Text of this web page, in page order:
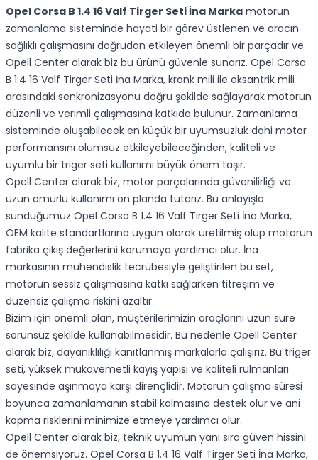
Opel Corsa B 1.4 16 Valf Tirger Seti İna Marka motorun
zamanlama sisteminde hayati bir görev üstlenen ve aracın
sağlıklı çalışmasını doğrudan etkileyen önemli bir parçadır ve
Opell Center olarak biz bu ürünü güvenle sunarız. Opel Corsa
B 1.4 16 Valf Tirger Seti İna Marka, krank mili ile eksantrik mili
arasındaki senkronizasyonu doğru şekilde sağlayarak motorun
düzenli ve verimli çalışmasına katkıda bulunur. Zamanlama
sisteminde oluşabilecek en küçük bir uyumsuzluk dahi motor
performansını olumsuz etkileyebileceğinden, kaliteli ve
uyumlu bir triger seti kullanımı büyük önem taşır.
Opell Center olarak biz, motor parçalarında güvenilirliği ve
uzun ömürlü kullanımı ön planda tutarız. Bu anlayışla
sunduğumuz Opel Corsa B 1.4 16 Valf Tirger Seti İna Marka,
OEM kalite standartlarına uygun olarak üretilmiş olup motorun
fabrika çıkış değerlerini korumaya yardımcı olur. İna
markasının mühendislik tecrübesiyle geliştirilen bu set,
motorun sessiz çalışmasına katkı sağlarken titreşim ve
düzensiz çalışma riskini azaltır.
Bizim için önemli olan, müşterilerimizin araçlarını uzun süre
sorunsuz şekilde kullanabilmesidir. Bu nedenle Opell Center
olarak biz, dayanıklılığı kanıtlanmış markalarla çalışırız. Bu triger
seti, yüksek mukavemetli kayış yapısı ve kaliteli rulmanları
sayesinde aşınmaya karşı dirençlidir. Motorun çalışma süresi
boyunca zamanlamanın stabil kalmasına destek olur ve ani
kopma risklerini minimize etmeye yardımcı olur.
Opell Center olarak biz, teknik uyumun yanı sıra güven hissini
de önemsiyoruz. Opel Corsa B 1.4 16 Valf Tirger Seti İna Marka,